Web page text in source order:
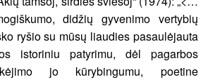
didžių gyvenimo vertybių
ryšio su mūsų liaudies pasaulėjauta
istoriniu patyrimu, dėl pagarbos
jo kūrybingumu, poetine